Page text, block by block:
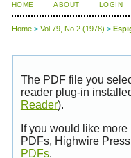
HOME ABOUT LOGIN
Home> Vol 79, No 2 (1978) >
The PDF file you
reader plug-in
Reader).
If you would like
PDFs, Highwire
PDFs.